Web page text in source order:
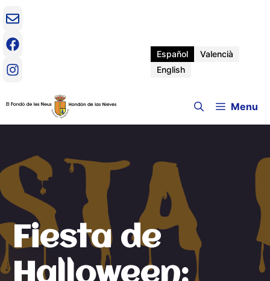
Saltar
contenido
Español
Valencià
English
Menu
Fiesta de